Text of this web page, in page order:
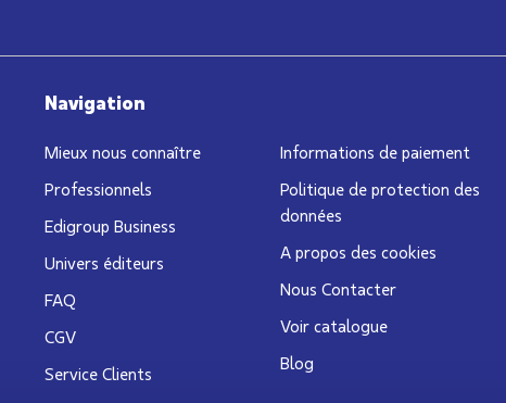
Navigation
Mieux nous connaître
Professionnels
Edigroup Business
Univers éditeurs
FAQ
CGV
Service Clients
Informations de paiement
Politique de protection des
données
A propos des cookies
Nous Contacter
Voir catalogue
Blog